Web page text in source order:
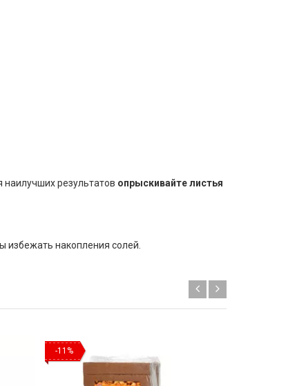
результатов опрыскивайте листья
избежать накопления солей.
-11%